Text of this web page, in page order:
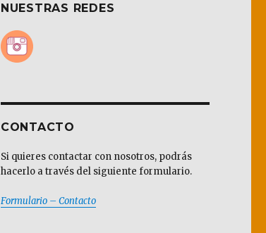
NUESTRAS REDES
CONTACTO
Si quieres contactar con nosotros, podrás
hacerlo a través del siguiente formulario.
Formulario – Contacto